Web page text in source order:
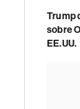
Trump
sobre
EE.UU.